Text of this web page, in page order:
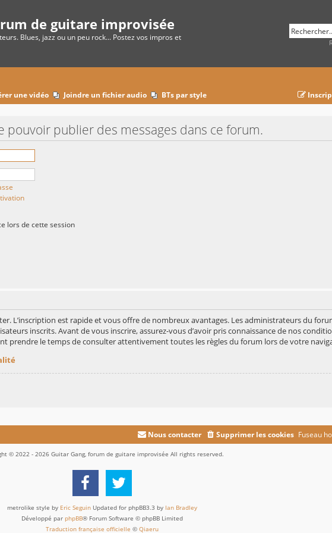
de guitare improvisée
Blues, jazz ou un peu rock... Postez vos impros et
une vidéo Joindre un fichier audio BTs par style
pouvoir publier des messages dans ce forum.
lors de cette session
L’inscription est rapide et vous offre de nombreux avantages. Les administrateurs du
inscrits. Avant de vous inscrire, assurez-vous d’avoir pris connaissance de nos
prendre le temps de consulter attentivement toutes les règles du forum lors de votre
Fuseau
Supprimer les cookies
Nous contacter
© 2022 - 2026 Guitar Gang, forum de guitare improvisée All rights reserved.
metrolike style by Eric Seguin Updated for phpBB3.3 by Ian Bradley
Développé par phpBB® Forum Software © phpBB Limited
Traduction française officielle © Qiaeru